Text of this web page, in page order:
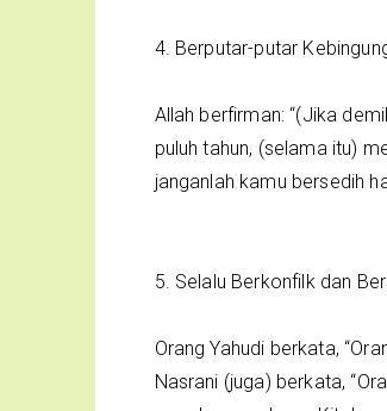
4. Berputar-putar
Allah berfirman: “(Jika
puluh tahun, (selama itu)
janganlah kamu bersedih
5. Selalu Berkonfilk dan
Orang Yahudi berkata,
Nasrani (juga) berkata,